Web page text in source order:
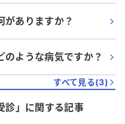
がありますか？
のような病気ですか？
すべて見る(3)
診 」に関する記事